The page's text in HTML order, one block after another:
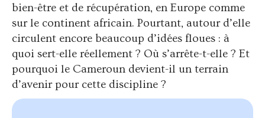
bien-être et de récupération, en Europe comme
sur le continent africain. Pourtant, autour d’elle
circulent encore beaucoup d’idées floues : à
quoi sert-elle réellement ? Où s’arrête-t-elle ? Et
pourquoi le Cameroun devient-il un terrain
d’avenir pour cette discipline ?